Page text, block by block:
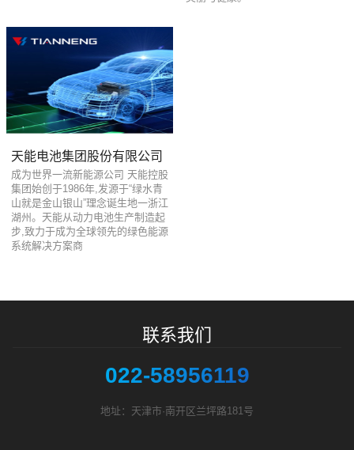
天能电池集团股份有限公司
成为世界一流新能源公司 天能控股
集团始创于1986年,发源于“绿水青
山就是金山银山”理念诞生地一浙江
湖州。天能从动力电池生产制造起
步,致力于成为全球领先的绿色能源
系统解决方案商
联系我们
022-58956119
地址：天津市·南开区兰坪路181号